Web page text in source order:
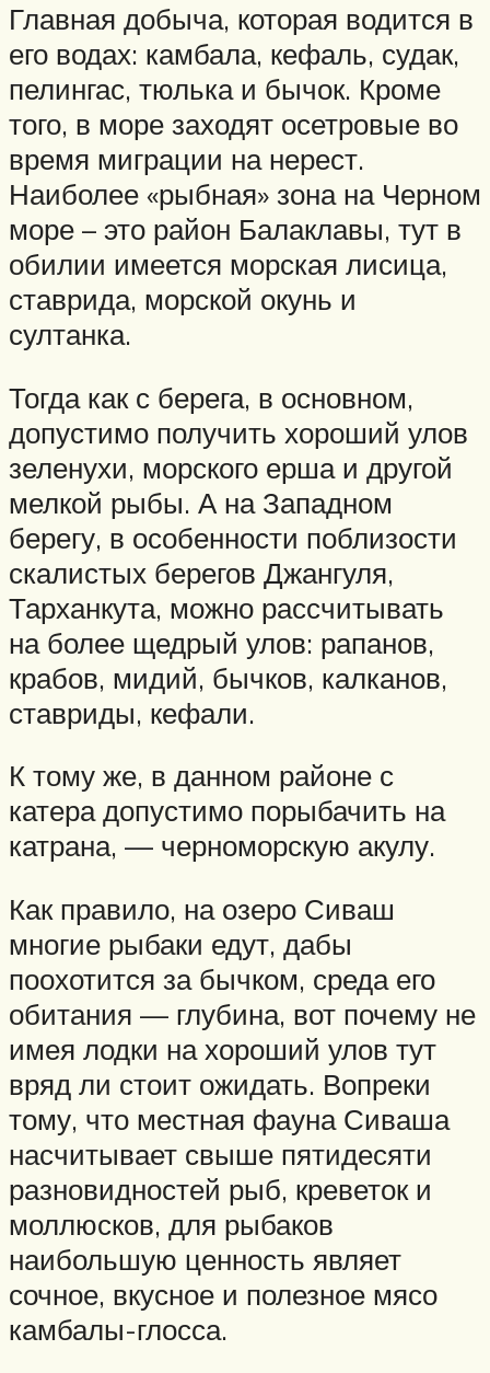
Главная добыча, которая водится в
его водах: камбала, кефаль, судак,
пелингас, тюлька и бычок. Кроме
того, в море заходят осетровые во
время миграции на нерест.
Наиболее «рыбная» зона на Черном
море – это район Балаклавы, тут в
обилии имеется морская лисица,
ставрида, морской окунь и
султанка.
Тогда как с берега, в основном,
допустимо получить хороший улов
зеленухи, морского ерша и другой
мелкой рыбы. А на Западном
берегу, в особенности поблизости
скалистых берегов Джангуля,
Тарханкута, можно рассчитывать
на более щедрый улов: рапанов,
крабов, мидий, бычков, калканов,
ставриды, кефали.
К тому же, в данном районе с
катера допустимо порыбачить на
катрана, — черноморскую акулу.
Как правило, на озеро Сиваш
многие рыбаки едут, дабы
поохотится за бычком, среда его
обитания — глубина, вот почему не
имея лодки на хороший улов тут
вряд ли стоит ожидать. Вопреки
тому, что местная фауна Сиваша
насчитывает свыше пятидесяти
разновидностей рыб, креветок и
моллюсков, для рыбаков
наибольшую ценность являет
сочное, вкусное и полезное мясо
камбалы-глосса.